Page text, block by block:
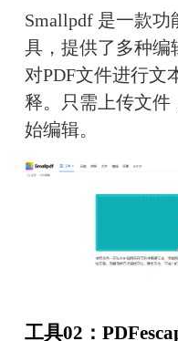
Smallpdf 是一款功
具，提供了多种编
对PDF文件进行文
释。只需上传文件
始编辑。
工具02：